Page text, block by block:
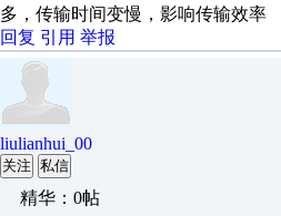
多，传输时间变慢，影响传输效率
回复 引用 举报
liulianhui_00
关注 私信
精华：0帖